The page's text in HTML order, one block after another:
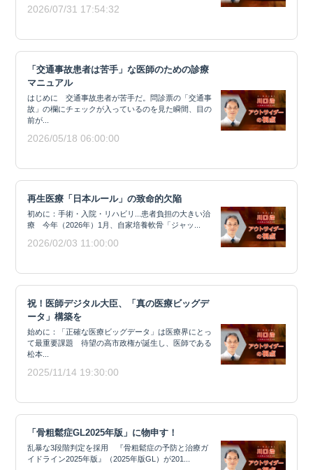
2026/07/31 17:54:32
「交通事故患者は苦手」な医師のための診療
マニュアル
はじめに 交通事故患者が苦手だ。問診票の「交通事
故」の欄にチェックが入っているのを見た瞬間、目の
前が...
2026/05/18 06:00:00
再生医療「日本ルール」の致命的欠陥
初めに：手術・入院・リハビリ...患者負担の大きい治
療 今年（2026年）1月、自家培養軟骨「ジャッ...
2026/02/03 11:00:00
祝！医師デジタル大臣、「真の医療ビッグデ
ータ」構築を
始めに：「正確な医療ビッグデータ」は医療界にとっ
て最重要課題 待望の高市政権が誕生し、医師である
松本...
2025/11/14 19:30:00
「骨粗鬆症GL2025年版」に物申す！
乱暴な3段階判定を採用 『骨粗鬆症の予防と治療ガ
イドライン2025年版』（2025年版GL）が201...